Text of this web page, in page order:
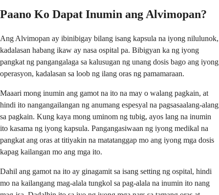
Paano Ko Dapat Inumin ang Alvimopan?
Ang Alvimopan ay ibinibigay bilang isang kapsula na iyong nilulunok,
kadalasan habang ikaw ay nasa ospital pa. Bibigyan ka ng iyong
pangkat ng pangangalaga sa kalusugan ng unang dosis bago ang iyong
operasyon, kadalasan sa loob ng ilang oras ng pamamaraan.
Maaari mong inumin ang gamot na ito na may o walang pagkain, at
hindi ito nangangailangan ng anumang espesyal na pagsasaalang-alang
sa pagkain. Kung kaya mong uminom ng tubig, ayos lang na inumin
ito kasama ng iyong kapsula. Pangangasiwaan ng iyong medikal na
pangkat ang oras at titiyakin na matatanggap mo ang iyong mga dosis
kapag kailangan mo ang mga ito.
Dahil ang gamot na ito ay ginagamit sa isang setting ng ospital, hindi
mo na kailangang mag-alala tungkol sa pag-alala na inumin ito nang